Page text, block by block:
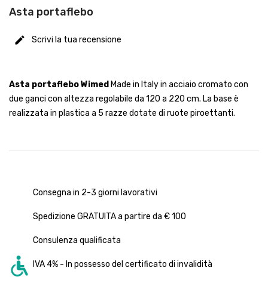
Asta portaflebo
Scrivi la tua recensione
Asta portaflebo Wimed Made in Italy in acciaio cromato con
due ganci con altezza regolabile da 120 a 220 cm. La base è
realizzata in plastica a 5 razze dotate di ruote piroettanti.
Consegna in 2-3 giorni lavorativi
Spedizione GRATUITA a partire da € 100
Consulenza qualificata
IVA 4% - In possesso del certificato di invalidità